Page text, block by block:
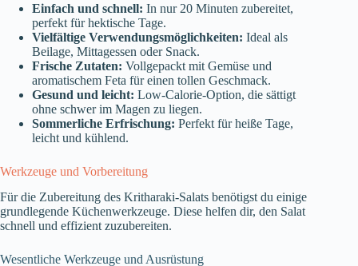
Einfach und schnell: In nur 20 Minuten zubereitet,
perfekt für hektische Tage.
Vielfältige Verwendungsmöglichkeiten: Ideal als
Beilage, Mittagessen oder Snack.
Frische Zutaten: Vollgepackt mit Gemüse und
aromatischem Feta für einen tollen Geschmack.
Gesund und leicht: Low-Calorie-Option, die sättigt
ohne schwer im Magen zu liegen.
Sommerliche Erfrischung: Perfekt für heiße Tage,
leicht und kühlend.
Werkzeuge und Vorbereitung
Für die Zubereitung des Kritharaki-Salats benötigst du einige
grundlegende Küchenwerkzeuge. Diese helfen dir, den Salat
schnell und effizient zuzubereiten.
Wesentliche Werkzeuge und Ausrüstung